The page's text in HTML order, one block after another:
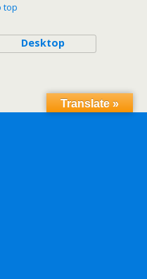
top
Desktop
Translate »